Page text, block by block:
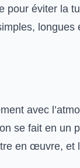
pour éviter la
longues
avec
se fait en un
en œuvre, et